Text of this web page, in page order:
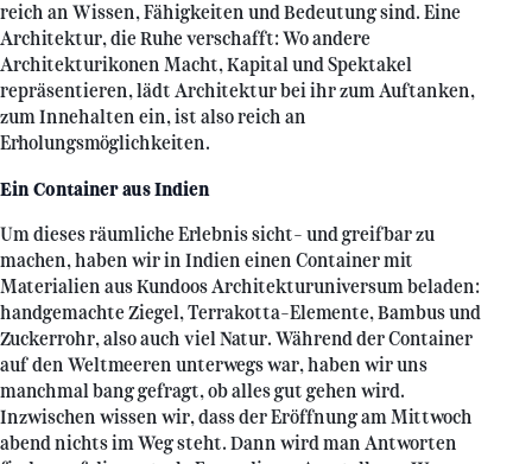
reich an Wissen, Fähigkeiten und Bedeutung sind. Eine
Architektur, die Ruhe verschafft: Wo andere
Architekturikonen Macht, Kapital und Spektakel
repräsentieren, lädt Architektur bei ihr zum Auftanken,
zum Innehalten ein, ist also reich an
Erholungsmöglichkeiten.
Ein Container aus Indien
Um dieses räumliche Erlebnis sicht- und greifbar zu
machen, haben wir in Indien einen Container mit
Materialien aus Kundoos Architekturuniversum beladen:
handgemachte Ziegel, Terrakotta-Elemente, Bambus und
Zuckerrohr, also auch viel Natur. Während der Container
auf den Weltmeeren unterwegs war, haben wir uns
manchmal bang gefragt, ob alles gut gehen wird.
Inzwischen wissen wir, dass der Eröffnung am Mittwoch
abend nichts im Weg steht. Dann wird man Antworten